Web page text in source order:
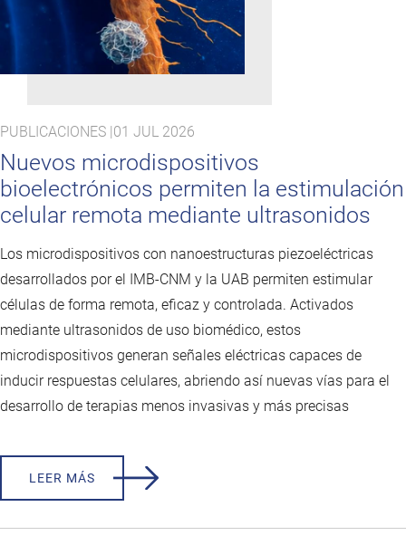
PUBLICACIONES |01 JUL 2026
Nuevos microdispositivos
bioelectrónicos permiten la estimulación
celular remota mediante ultrasonidos
Los microdispositivos con nanoestructuras piezoeléctricas
desarrollados por el IMB-CNM y la UAB permiten estimular
células de forma remota, eficaz y controlada. Activados
mediante ultrasonidos de uso biomédico, estos
microdispositivos generan señales eléctricas capaces de
inducir respuestas celulares, abriendo así nuevas vías para el
desarrollo de terapias menos invasivas y más precisas
LEER MÁS